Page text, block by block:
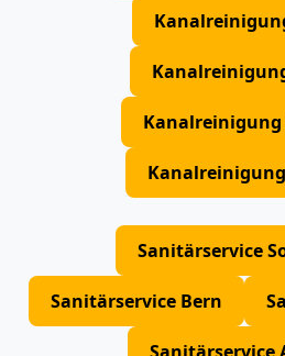
Kanalreinigung
Sanitärservice
Sanitärservice Bern